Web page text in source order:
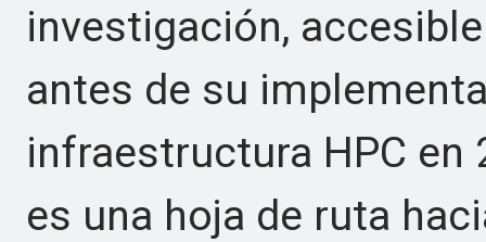
investigación,
antes de su
infraestructura HPC
es una hoja de ruta